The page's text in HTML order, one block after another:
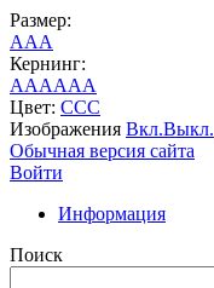
Размер:
AAA
Кернинг:
AAAAAA
Цвет: CCC
Изображения Вкл.Выкл.
Обычная версия сайта
Войти
Информация
Поиск